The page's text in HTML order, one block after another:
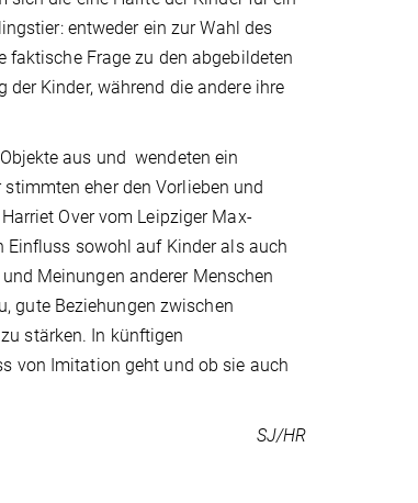
entweder ein zur Wahl des
faktische Frage zu den abgebildeten
Kinder, während die andere ihre
aus und wendeten ein
eher den Vorlieben und
Over vom Leipziger Max-
Einfluss sowohl auf Kinder als auch
Meinungen anderer Menschen
gute Beziehungen zwischen
stärken. In künftigen
von Imitation geht und ob sie auch
SJ/HR